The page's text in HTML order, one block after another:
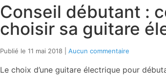
Conseil débutant :
choisir sa guitare
Publié le 11 mai 2018 Aucun commentaire
Le choix d’une guitare électrique pour